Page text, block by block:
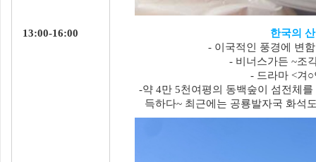
13:00-16:00
한국의
- 이국적인 풍경에 변
- 비너스가든 ~조
- 드라마 <겨
-약 4만 5천여평의 동백숲이 섬전체
득하다~ 최근에는 공룡발자국 화석